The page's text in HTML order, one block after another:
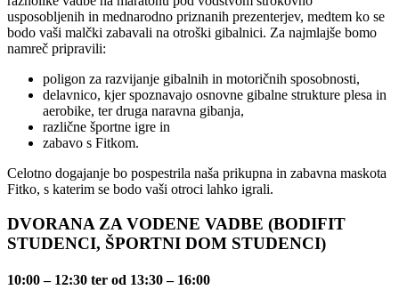
usposobljenih in mednarodno priznanih prezenterjev, medtem ko se
bodo vaši malčki zabavali na otroški gibalnici. Za najmlajše bomo
namreč pripravili:
poligon za razvijanje gibalnih in motoričnih sposobnosti,
delavnico, kjer spoznavajo osnovne gibalne strukture plesa in
aerobike, ter druga naravna gibanja,
različne športne igre in
zabavo s Fitkom.
Celotno dogajanje bo pospestrila naša prikupna in zabavna maskota
Fitko, s katerim se bodo vaši otroci lahko igrali.
DVORANA ZA VODENE VADBE (BODIFIT
STUDENCI, ŠPORTNI DOM STUDENCI)
10:00 – 12:30 ter od 13:30 – 16:00